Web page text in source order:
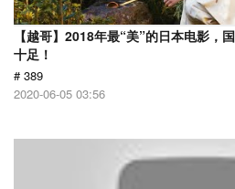
【越哥】2018年最“美”的日本电影，
十足！
# 389
2020-06-05 03:56